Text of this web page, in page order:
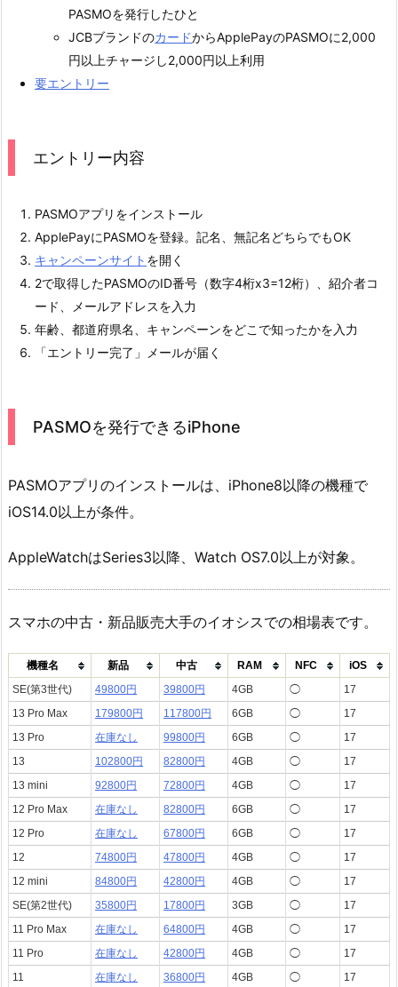
PASMOを発行したひと
JCBブランドのカードからApplePayのPASMOに2,000
円以上チャージし2,000円以上利用
要エントリー
エントリー内容
PASMOアプリをインストール
ApplePayにPASMOを登録。記名、無記名どちらでもOK
キャンペーンサイト を開く
2で取得したPASMOのID番号（数字4桁x3=12桁）、紹介者コ
ード、メールアドレスを入力
年齢、都道府県名、キャンペーンをどこで知ったかを入力
「エントリー完了」メールが届く
PASMOを発行できるiPhone
PASMOアプリのインストールは、iPhone8以降の機種で
iOS14.0以上が条件。
AppleWatchはSeries3以降、Watch OS7.0以上が対象。
スマホの中古・新品販売大手のイオシスでの相場表です。
機種名 新品 中古 RAM NFC
iOS
SE(第3世代)
49800円 39800円 4GB ◯
17
13 Pro Max
179800円 117800円 6GB ◯
17
13 Pro
在庫なし 99800円 6GB ◯
17
13
102800円 82800円 4GB ◯
17
13 mini
92800円 72800円 4GB ◯
17
12 Pro Max
在庫なし 82800円 6GB ◯
17
12 Pro
在庫なし 67800円 6GB ◯
17
12
74800円 47800円 4GB ◯
17
12 mini
84800円 42800円 4GB ◯
17
SE(第2世代)
35800円 17800円 3GB ◯
17
11 Pro Max
在庫なし 64800円 4GB ◯
17
11 Pro
在庫なし 42800円 4GB ◯
17
11
在庫なし 36800円 4GB ◯
17